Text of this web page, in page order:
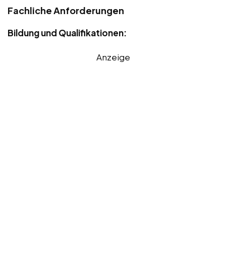
Fachliche Anforderungen
Bildung und Qualifikationen:
Anzeige